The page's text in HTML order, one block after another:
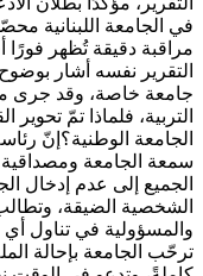
في الجامعة اللبنانية
التقرير نفسه أشار
جامعة خاصة، وقد جرى
التربية، فلماذا تمّ تحوير
الجامعة الوطنية؟إنّ
سمعة الجامعة ومصداقية
الجميع إلى عدم إدخال
الشخصية الضيقة،
والمسؤولية في تناول
ترحّب الجامعة بإحالة